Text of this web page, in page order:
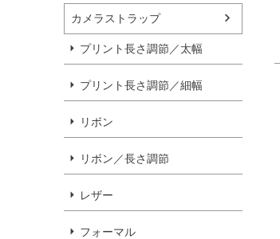
カメラストラップ
プリント長さ調節／太幅
プリント長さ調節／細幅
リボン
リボン／長さ調節
レザー
フォーマル